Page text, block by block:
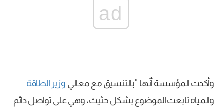
ad
وأكدت المؤسسة أنّها "بالتنسيق مع معالي وزير الطاقة
والمياه تابعت الموضوع بشكل حثيث، وهي على تواصل دائم